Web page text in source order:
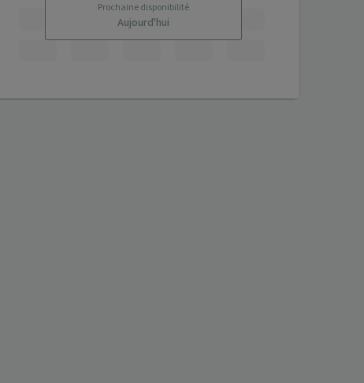
Prochaine disponibilité
Aujourd'hui